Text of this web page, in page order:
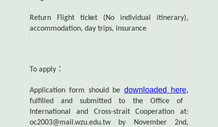
Return Flight ticket (No individual itinerary),
accommodation, day trips, insurance
To apply ：
Application form should bedownloaded here,
fulfilled and submitted to the Office of
International and Cross-strait Cooperation at:
oc2003@mail.wzu.edu.tw by November 2nd,